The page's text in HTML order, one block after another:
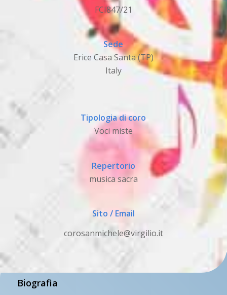
FCI847/21
Sede
Erice Casa Santa (TP)
Italy
Tipologia di coro
Voci miste
Repertorio
musica sacra
Sito / Email
corosanmichele@virgilio.it
Biografia